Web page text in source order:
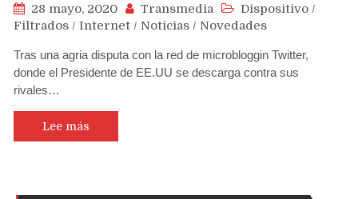
28 mayo, 2020 Transmedia Dispositivo /
Filtrados / Internet / Noticias / Novedades
Tras una agria disputa con la red de microbloggin Twitter,
donde el Presidente de EE.UU se descarga contra sus
rivales…
Lee más